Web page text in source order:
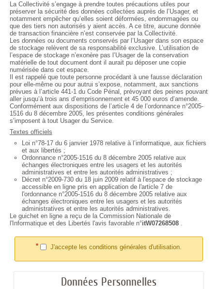
La Collectivité s’engage à prendre toutes précautions utiles pour
préserver la sécurité des données collectées auprès de l’Usager, et
notamment empêcher qu’elles soient déformées, endommagées ou
que des tiers non autorisés y aient accès. A ce titre, aucune donnée
de transaction financière n’est conservée par la Collectivité.
Les données ou documents conservés par l’Usager dans son espace
de stockage relèvent de sa responsabilité exclusive. L’utilisation de
l’espace de stockage n’exonère pas l’Usager de la conservation
matérielle de tout document dont il aurait pu déposer une copie
numérisée dans cet espace.
Il est rappelé que toute personne procédant à une fausse déclaration
pour elle-même ou pour autrui s’expose, notamment, aux sanctions
prévues à l’article 441-1 du Code Pénal, prévoyant des peines pouvant
aller jusqu’à trois ans d’emprisonnement et 45 000 euros d’amende.
Conformément aux dispositions de l’article 4 de l’ordonnance n°2005-
1516 du 8 décembre 2005, les présentes conditions générales
s’imposent à tout Usager du Service.
Textes officiels
Loi n°78-17 du 6 janvier 1978 relative à l’informatique, aux fichiers
et aux libertés ;
Ordonnance n°2005-1516 du 8 décembre 2005 relative aux
échanges électroniques entre les usagers et les autorités
administratives et entre les autorités administratives ;
Décret n°2009-730 du 18 juin 2009 relatif à l'espace de stockage
accessible en ligne pris en application de l'article 7 de
l'ordonnance n°2005-1516 du 8 décembre 2005 relative aux
échanges électroniques entre les usagers et les autorités
administratives et entre les autorités administratives.
Le guichet en ligne a reçu de la Commission Nationale de
l'Informatique et des Libertés l'avis favorable n°itW07268508.
* J'accepte les conditions générales d'utilisation.
Données Personnelles